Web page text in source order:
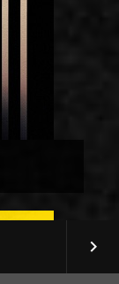
keyboard_arrow_right